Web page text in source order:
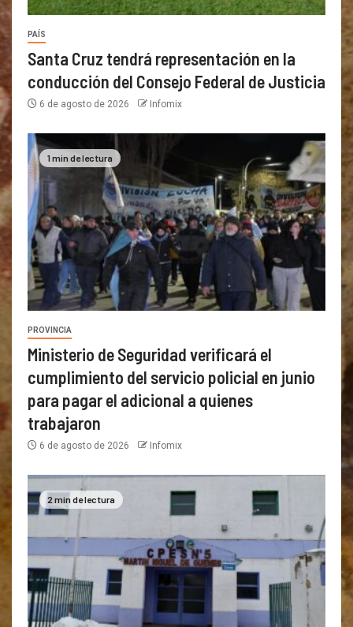
PAÍS
Santa Cruz tendrá representación en la
conducción del Consejo Federal de Justicia
6 de agosto de 2026 Infomix
1 min de lectura
PROVINCIA
Ministerio de Seguridad verificará el
cumplimiento del servicio policial en junio
para pagar el adicional a quienes
trabajaron
6 de agosto de 2026 Infomix
2 min de lectura